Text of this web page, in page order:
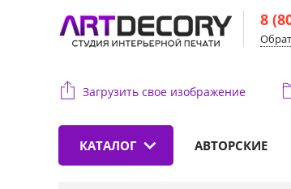
8
Загрузить свое изображение
КАТАЛОГ АВТОРСКИЕ